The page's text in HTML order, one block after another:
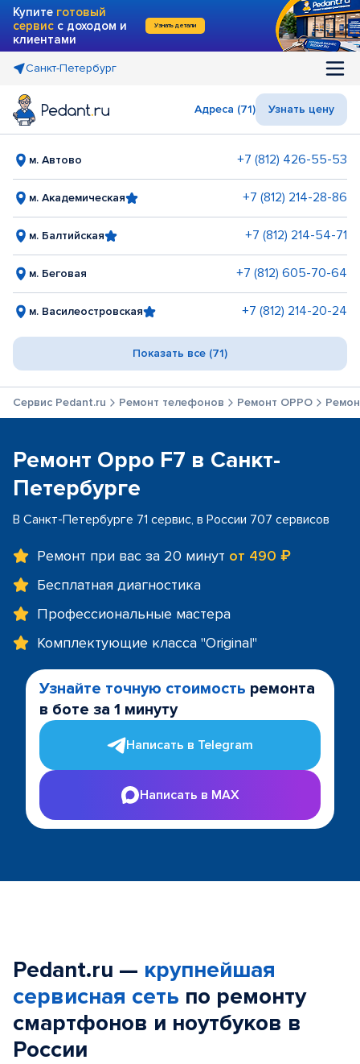
Купите готовый
сервис с доходом и
клиентами
Узнать детали
Санкт-Петербург
Адреса (71) Узнать цену
м. Автово +7 (812) 426-55-53
м. Академическая +7 (812) 214-28-86
м. Балтийская +7 (812) 214-54-71
м. Беговая +7 (812) 605-70-64
м. Василеостровская +7 (812) 214-20-24
Показать все (71)
Сервис Pedant.ru Ремонт телефонов Ремонт OPPO
Ремонт Oppo F7 в Санкт-
Петербурге
В Санкт-Петербурге 71 сервис, в России 707 сервисов
Ремонт при вас за 20 минут от 490 ₽
Бесплатная диагностика
Профессиональные мастера
Комплектующие класса "Original"
Узнайте точную стоимость ремонта
в боте за 1 минуту
Написать в Telegram
Написать в MAX
Pedant.ru — крупнейшая
сервисная сеть по ремонту
смартфонов и ноутбуков в
России